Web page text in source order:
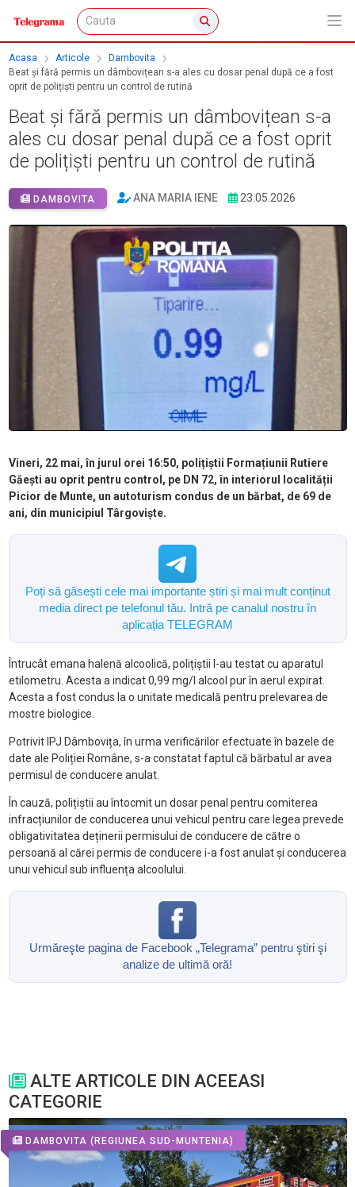
Acasa Articole
Dambovita
Beat și fără permis un dâmbovițean s-a ales cu dosar penal după ce a fost
oprit de polițiști pentru un control de rutină
Beat și fără permis un dâmbovițean s-a
ales cu dosar penal după ce a fost oprit
de polițiști pentru un control de rutină
DAMBOVITA ANA MARIA IENE 23.05.2026
Vineri, 22 mai, în jurul orei 16:50, polițiștii Formațiunii Rutiere
Găești au oprit pentru control, pe DN 72, în interiorul localității
Picior de Munte, un autoturism condus de un bărbat, de 69 de
ani, din municipiul Târgoviște.
Poți să găsești cele mai importante știri și mai mult conținut
media direct pe telefonul tău. Intră pe canalul nostru în
aplicația TELEGRAM
Întrucât emana halenă alcoolică, polițiștii l-au testat cu aparatul
etilometru. Acesta a indicat 0,99 mg/l alcool pur în aerul expirat.
Acesta a fost condus la o unitate medicală pentru prelevarea de
mostre biologice.
Potrivit IPJ Dâmbovița, în urma verificărilor efectuate în bazele de
date ale Poliției Române, s-a constatat faptul că bărbatul ar avea
permisul de conducere anulat.
În cauză, polițiștii au întocmit un dosar penal pentru comiterea
infracțiunilor de conducerea unui vehicul pentru care legea prevede
obligativitatea deținerii permisului de conducere de către o
persoană al cărei permis de conducere i-a fost anulat și conducerea
unui vehicul sub influența alcoolului.
Urmăreşte pagina de Facebook „Telegrama” pentru ştiri şi
analize de ultimă oră!
ALTE ARTICOLE DIN ACEEASI
CATEGORIE
DAMBOVITA (REGIUNEA SUD-MUNTENIA)